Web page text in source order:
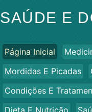
SAÚDE E
Página Inicial
Mordidas E Picadas
Condições E
Dieta E Nutrição